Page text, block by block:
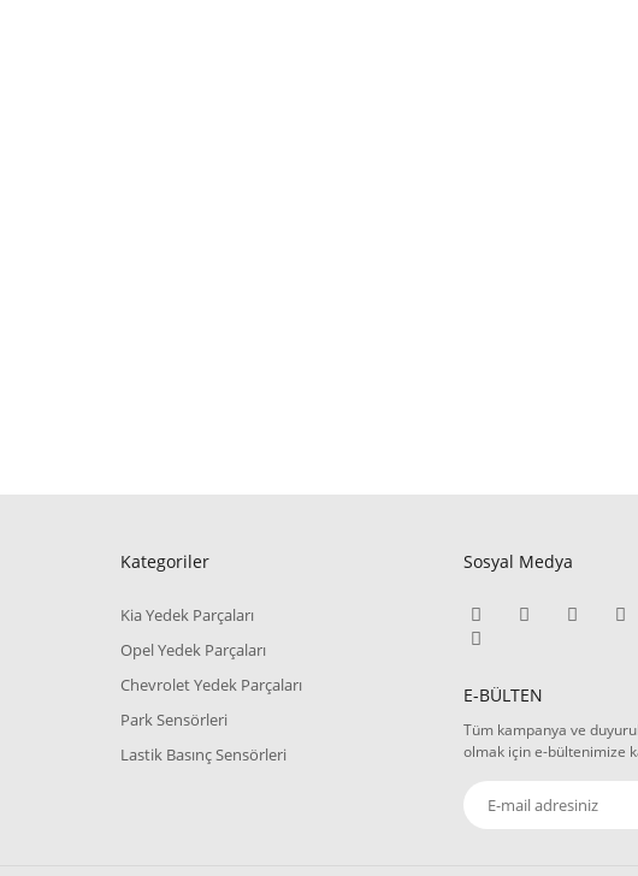
Kategoriler
Kia Yedek Parçaları
Opel Yedek Parçaları
Chevrolet Yedek Parçaları
Park Sensörleri
Lastik Basınç Sensörleri
Sosyal Medya
E-BÜLTEN
Tüm kampanya ve
olmak için e-bültenimize